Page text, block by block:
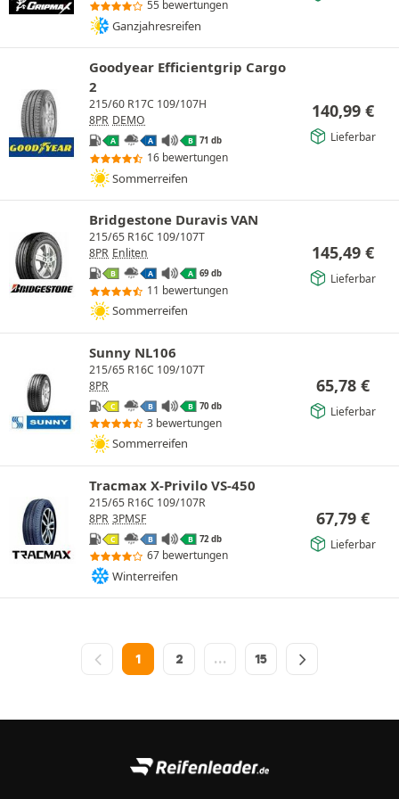
55 bewertungen
Ganzjahresreifen
Goodyear Efficientgrip Cargo
2
215/60 R17C 109/107H
8PR DEMO
A A B 71 db
16 bewertungen
Sommerreifen
140,99 €
Lieferbar
Bridgestone Duravis VAN
215/65 R16C 109/107T
8PR Enliten
B A A 69 db
11 bewertungen
Sommerreifen
145,49 €
Lieferbar
Sunny NL106
215/65 R16C 109/107T
8PR
C B B 70 db
3 bewertungen
Sommerreifen
65,78 €
Lieferbar
Tracmax X-Privilo VS-450
215/65 R16C 109/107R
8PR 3PMSF
C B B 72 db
67 bewertungen
Winterreifen
67,79 €
Lieferbar
1 2 … 15